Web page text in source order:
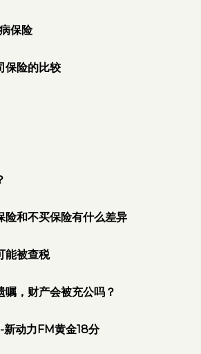
保险
保险的比较
险和不买保险有什么差异
能被查税
，财产会被充公吗？
新动力FM黄金18分